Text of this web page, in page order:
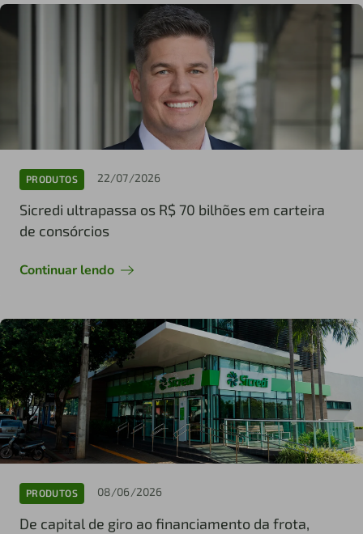
PRODUTOS 22/07/2026
Sicredi ultrapassa os R$ 70 bilhões em carteira
de consórcios
Continuar lendo
PRODUTOS 08/06/2026
De capital de giro ao financiamento da frota,